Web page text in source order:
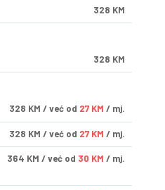
328 KM
328 KM
328 KM / već od 27 KM / mj.
328 KM / već od 27 KM / mj.
364 KM / već od 30 KM / mj.